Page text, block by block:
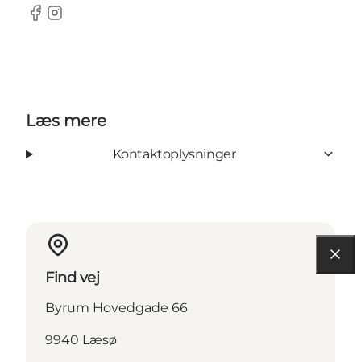
Facebook
Instagram
Læs mere
Kontaktoplysninger
Find vej
Byrum Hovedgade 66
9940 Læsø